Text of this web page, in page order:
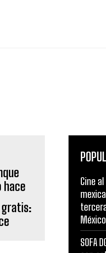
gratis:
Cine
México
SOFA